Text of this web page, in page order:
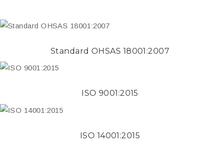
Standard OHSAS 18001:2007
ISO 9001:2015
ISO 14001:2015